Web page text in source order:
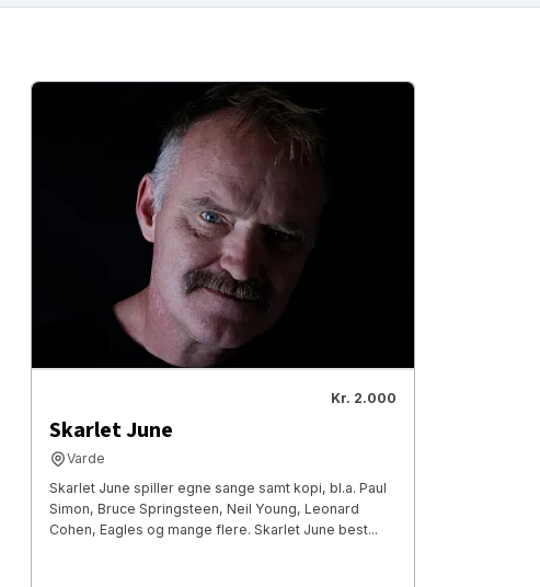
Kr. 2.000
Skarlet June
Varde
Skarlet June spiller egne sange samt kopi, bl.a. Paul
Simon, Bruce Springsteen, Neil Young, Leonard
Cohen, Eagles og mange flere. Skarlet June best...